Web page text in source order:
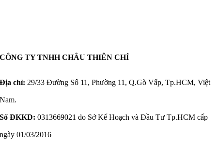
CÔNG TY TNHH CHÂU THIÊN CHÍ
Địa chỉ: 29/33 Đường Số 11, Phường 11, Q.Gò Vấp, Tp.HCM, Việt
Nam.
Số ĐKKD: 0313669021 do Sở Kế Hoạch và Đầu Tư Tp.HCM cấp
ngày 01/03/2016